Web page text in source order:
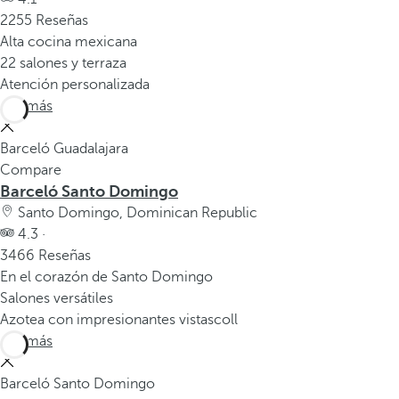
2255 Reseñas
Alta cocina mexicana
22 salones y terraza
Atención personalizada
Ver más
Barceló Guadalajara
Compare
Barceló Santo Domingo
Santo Domingo, Dominican Republic
4.3 ·
3466 Reseñas
En el corazón de Santo Domingo
Salones versátiles
Azotea con impresionantes vistascoll
Ver más
Barceló Santo Domingo